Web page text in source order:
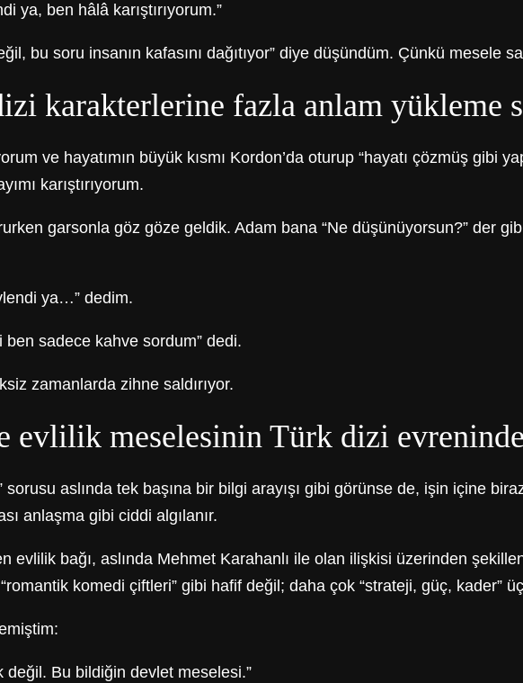
ya, ben hâlâ karıştırıyorum.”
bu soru insanın kafasını dağıtıyor” diye düşündüm. Çünkü mesele
karakterlerine fazla anlam yükleme
ve hayatımın büyük kısmı Kordon’da oturup “hayatı çözmüş gibi
karıştırıyorum.
garsonla göz göze geldik. Adam bana “Ne düşünüyorsun?” der
ya…” dedim.
sadece kahve sordum” dedi.
zamanlarda zihne saldırıyor.
evlilik meselesinin Türk dizi
sorusu aslında tek başına bir bilgi arayışı gibi görünse de, işin içine
anlaşma gibi ciddi algılanır.
evlilik bağı, aslında Mehmet Karahanlı ile olan ilişkisi üzerinden
komedi çiftleri” gibi hafif değil; daha çok “strateji, güç, kader”
değil. Bu bildiğin devlet meselesi.”